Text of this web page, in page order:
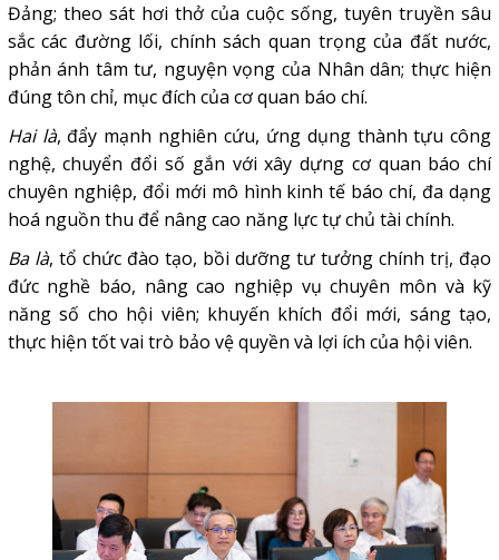
Đảng; theo sát hơi thở của cuộc sống, tuyên truyền sâu
sắc các đường lối, chính sách quan trọng của đất nước,
phản ánh tâm tư, nguyện vọng của Nhân dân; thực hiện
đúng tôn chỉ, mục đích của cơ quan báo chí.
Hai là, đẩy mạnh nghiên cứu, ứng dụng thành tựu công
nghệ, chuyển đổi số gắn với xây dựng cơ quan báo chí
chuyên nghiệp, đổi mới mô hình kinh tế báo chí, đa dạng
hoá nguồn thu để nâng cao năng lực tự chủ tài chính.
Ba là, tổ chức đào tạo, bồi dưỡng tư tưởng chính trị, đạo
đức nghề báo, nâng cao nghiệp vụ chuyên môn và kỹ
năng số cho hội viên; khuyến khích đổi mới, sáng tạo,
thực hiện tốt vai trò bảo vệ quyền và lợi ích của hội viên.